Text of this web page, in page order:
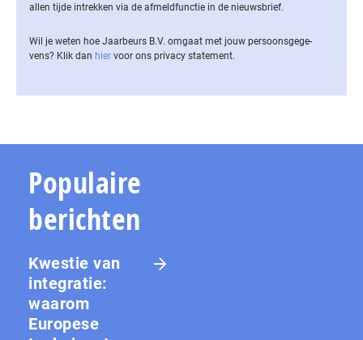
allen tijde intrekken via de af­meld­func­tie in de nieuwsbrief.
Wil je weten hoe Jaarbeurs B.V. omgaat met jouw per­soons­ge­ge­
vens? Klik dan hier voor ons privacy statement.
Populaire
berichten
Kwestie van
integratie:
waarom
Europese